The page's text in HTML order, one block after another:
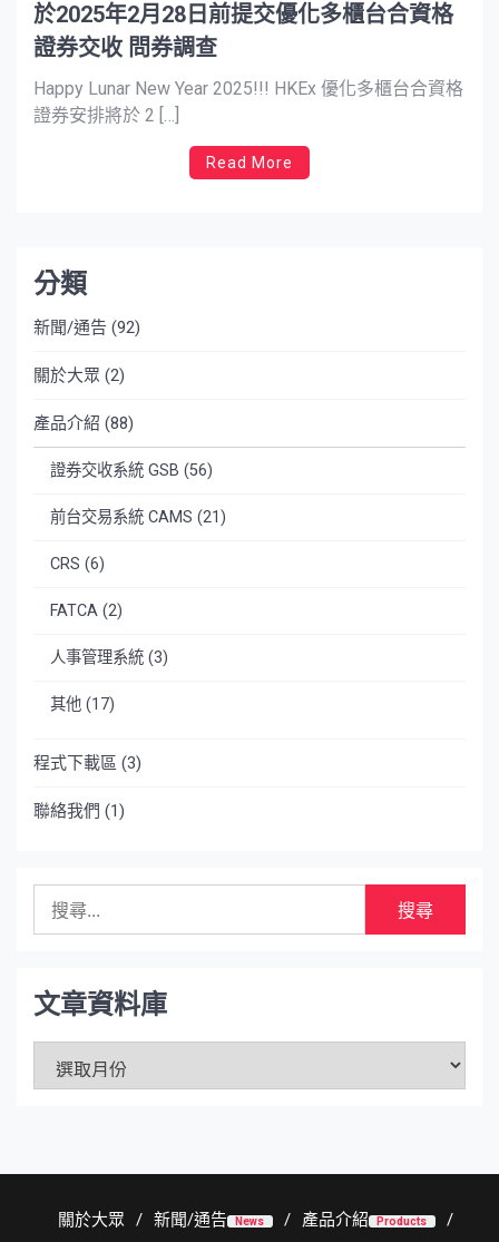
於2025年2月28日前提交優化多櫃台合資格
證券交收 問券調查
Happy Lunar New Year 2025!!! HKEx 優化多櫃台合資格
證券安排將於 2 […]
Read More
分類
新聞/通告 (92)
關於大眾 (2)
產品介紹 (88)
證券交收系統 GSB (56)
前台交易系統 CAMS (21)
CRS (6)
FATCA (2)
人事管理系統 (3)
其他 (17)
程式下載區 (3)
聯絡我們 (1)
字:
文章資料庫
資
關於大眾 新聞/通告 News 產品介紹 Products